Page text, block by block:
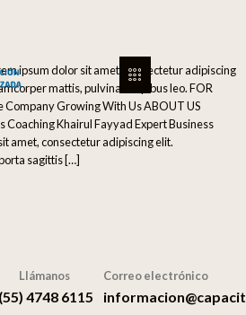
ipsum dolor sit amet, consectetur adipiscing
mattis, pulvinar dapibus leo. FOR
Company Growing With Us ABOUT US
Coaching Khairul Fayyad Expert Business
amet, consectetur adipiscing elit.
sagittis […]
Llámanos
(55) 4748 6115
Correo electrónico